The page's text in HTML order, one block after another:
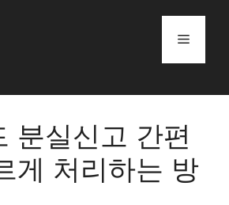
Menu
분실신고 간편
게 처리하는 방